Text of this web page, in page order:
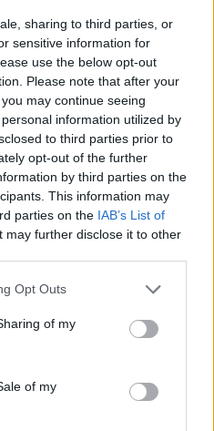
sharing to third parties, or
sensitive information for
use the below opt-out
Please note that after your
may continue seeing
information utilized by
to third parties prior to
opt-out of the further
by third parties on the
This information may
parties on the IAB’s List of
may further disclose it to other
Opt Outs
of my
of my
15% του σωματικού
του να είναι η
η επαναλαμβανόμενη
στήλης λειτουργεί
μεγαλύτερες
χρόνου», επισημαίνει
το σακίδιο είναι
πρέπει να
με τα
πρέπει να γίνεται με
να τοποθετούνται
στην πλάτη».